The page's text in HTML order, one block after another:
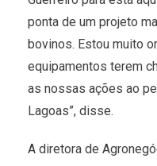
ponta de um projeto
bovinos. Estou muito
equipamentos terem
as nossas ações ao
Lagoas”, disse.
A diretora de